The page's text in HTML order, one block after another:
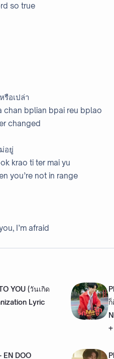
so true
รือเปล่า
chan bplian bpai reu bplao
changed
อยู่
krao ti ter mai yu
you’re not in range
I’m afraid
YOU (วันเกิด
Lyric
ก็
+
EN DOO